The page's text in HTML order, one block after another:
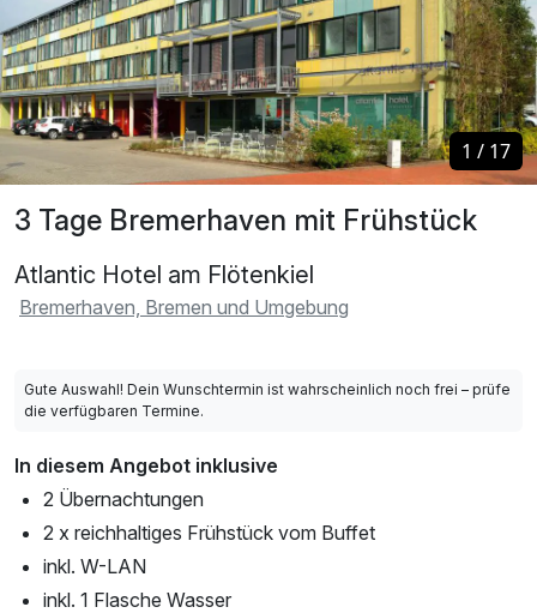
3 Tage Bremerhaven mit Frühstück
Atlantic Hotel am Flötenkiel
Bremerhaven, Bremen und Umgebung
1 / 17
1 / 17
Gute Auswahl! Dein Wunschtermin ist wahrscheinlich noch frei – prüfe
die verfügbaren Termine.
In diesem Angebot inklusive
2 Übernachtungen
2 x reichhaltiges Frühstück vom Buffet
inkl. W-LAN
inkl. 1 Flasche Wasser